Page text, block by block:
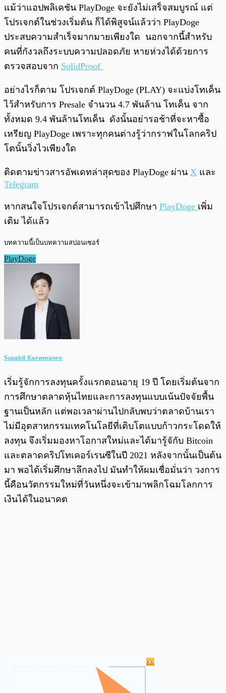
แม้ว่าแอปพลิเคชัน PlayDoge จะยังไม่เสร็จสมบูรณ์ แต่
โปรเจกต์ในช่วงเริ่มต้น ก็ได้พิสูจน์แล้วว่า PlayDoge
ประสบความสำเร็จมากมายเพียงใด นอกจากนี้สำหรับ
คนที่กังวลถึงระบบความปลอดภัย หายห่วงได้ด้วยการ
ตรวจสอบจาก SolidProof
อย่างไรก็ตาม โปรเจกต์ PlayDoge (PLAY) จะแบ่งโทเค็น
ไว้สำหรับการ Presale จำนวน 4.7 พันล้าน โทเค็น จาก
ทั้งหมด 9.4 พันล้านโทเค็น ดังนั้นอย่ารอช้าที่จะหาซื้อ
เหรียญ PlayDoge เพราะทุกคนต่างรู้ว่ากราฟในโลกคริป
โตนั้นวิ่งไวเพียงใด
ติดตามข่าวสารอัพเดทล่าสุดของ PlayDoge ผ่าน X และ
Telegram
หากสนใจโปรเจกต์สามารถเข้าไปศึกษา PlayDoge เพิ่ม
เติม ได้แล้ว
บทความนี้เป็นบทความสปอนเซอร์
PlayDoge
Supakit Kaewmanee
เริ่มรู้จักการลงทุนครั้งแรกตอนอายุ 19 ปี โดยเริ่มต้นจาก
การศึกษาตลาดหุ้นไทยและการลงทุนแบบเน้นปัจจัยพื้น
ฐานเป็นหลัก แต่พอเวลาผ่านไปกลับพบว่าตลาดบ้านเรา
ไม่มีอุตสาหกรรมเทคโนโลยีที่เติบโตแบบก้าวกระโดดให้
ลงทุน จึงเริ่มมองหาโอกาสใหม่และได้มารู้จักับ Bitcoin
และตลาดคริปโทเคอร์เรนซีในปี 2021 หลังจากนั้นเป็นต้น
มา พอได้เริ่มศึกษาลึกลงไป มันทำให้ผมเชื่อมั่นว่า วงการ
นี้คือนวัตกรรมใหม่ที่วันหนึ่งจะเข้ามาพลิกโฉมโลกการ
เงินได้ในอนาคต